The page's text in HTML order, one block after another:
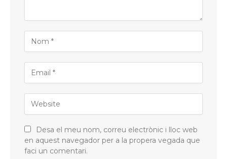
Desa el meu nom, correu electrònic i lloc web
en aquest navegador per a la propera vegada que
faci un comentari.